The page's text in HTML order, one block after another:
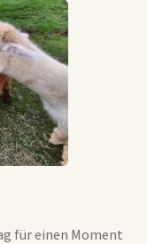
für einen Moment